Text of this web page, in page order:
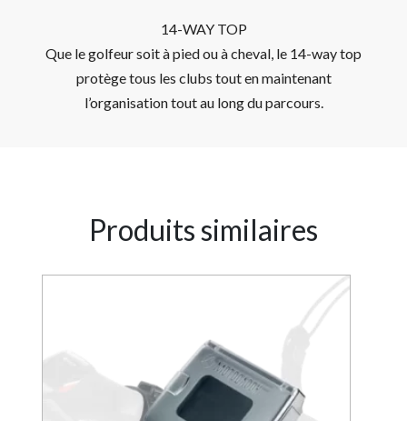
14-WAY TOP
Que le golfeur soit à pied ou à cheval, le 14-way top
protège tous les clubs tout en maintenant
l’organisation tout au long du parcours.
Produits similaires